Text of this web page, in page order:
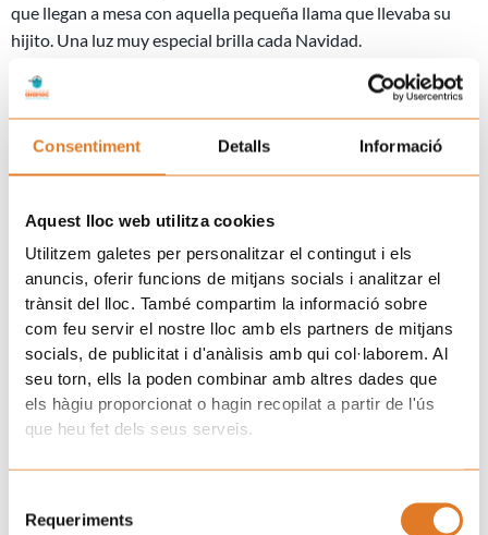
Consentiment Detalls Informació
Aquest lloc web utilitza cookies
Utilitzem galetes per personalitzar el contingut i els
anuncis, oferir funcions de mitjans socials i analitzar el
trànsit del lloc. També compartim la informació sobre
com feu servir el nostre lloc amb els partners de mitjans
socials, de publicitat i d'anàlisis amb qui col·laborem. Al
seu torn, ells la poden combinar amb altres dades que
els hàgiu proporcionat o hagin recopilat a partir de l'ús
que heu fet dels seus serveis.
Requeriments
que llegan a mesa con aquella pequeña llama que llevaba su
hijito. Una luz muy especial brilla cada Navidad.
Xuklis
y en la pasteleria CACAUen Olot.
Ant
ANTERIOR SIGUIENTE
Únete a la familia de Afanoc
He llegit i accepto laClàusula de consentiment.i la
Política de Privacitat.